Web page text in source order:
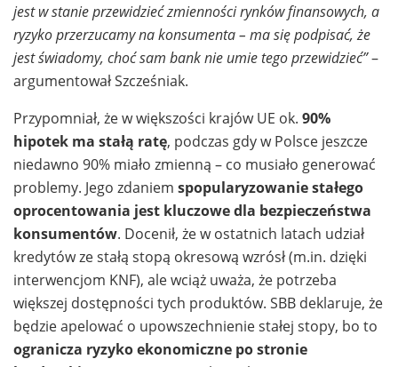
jest w stanie przewidzieć zmienności rynków finansowych, a
ryzyko przerzucamy na konsumenta – ma się podpisać, że
jest świadomy, choć sam bank nie umie tego przewidzieć”–
argumentował Szcześniak.
Przypomniał, że w większości krajów UE ok. 90%
hipotek ma stałą ratę, podczas gdy w Polsce jeszcze
niedawno 90% miało zmienną – co musiało generować
problemy. Jego zdaniem spopularyzowanie stałego
oprocentowania jest kluczowe dla bezpieczeństwa
konsumentów. Docenił, że w ostatnich latach udział
kredytów ze stałą stopą okresową wzrósł (m.in. dzięki
interwencjom KNF), ale wciąż uważa, że potrzeba
większej dostępności tych produktów. SBB deklaruje, że
będzie apelować o upowszechnienie stałej stopy, bo to
ogranicza ryzyko ekonomiczne po stronie